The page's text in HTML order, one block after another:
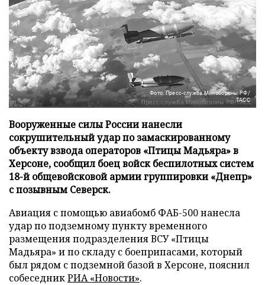
Фото: Пресс-служба Минобороны РФ/
ТАСС
Вооруженные силы России нанесли
сокрушительный удар по замаскированному
объекту взвода операторов «Птицы Мадьяра» в
Херсоне, сообщил боец войск беспилотных систем
18-й общевойсковой армии группировки «Днепр»
с позывным Северск.
Авиация с помощью авиабомб ФАБ-500 нанесла
удар по подземному пункту временного
размещения подразделения ВСУ «Птицы
Мадьяра» и по складу с боеприпасами, который
был рядом с подземной базой в Херсоне, пояснил
собеседникРИА «Новости».